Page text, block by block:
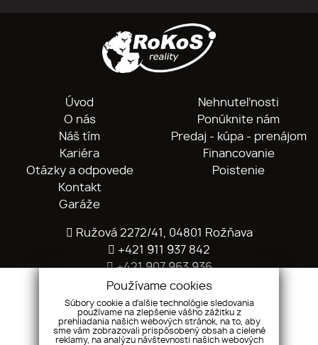
Úvod
O nás
Náš tím
Kariéra
Otázky a odpovede
Kontakt
Garáže
Nehnuteľnosti
Ponúknite nám
Predaj - kúpa - prenájom
Financovanie
Poistenie
Ružová 2272/41, 04801 Rožňava
+421 911 937 842
+421 907 963 936
info@rokos.sk
Používame cookies
Súbory cookie a ďalšie technológie sledovania
používame na zlepšenie vášho zážitku z
prehliadania našich webových stránok, na to, aby
sme vám zobrazovali prispôsobený obsah a cielené
reklamy, na analýzu návštevnosti našich webových